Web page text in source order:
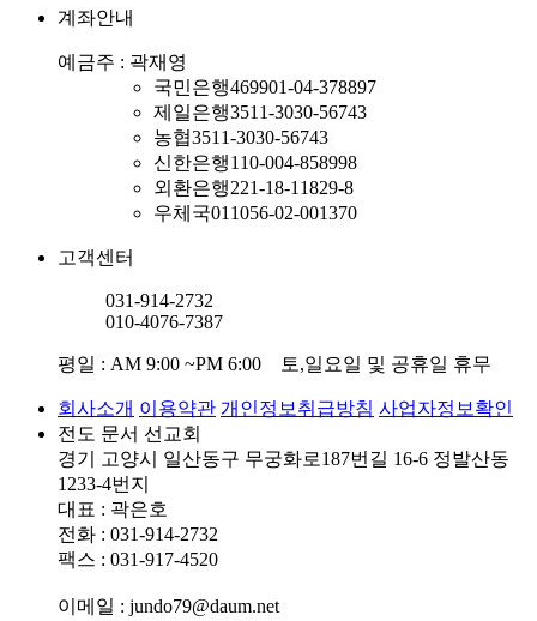
계좌안내
예금주 : 곽재영
국민은행469901-04-378897
제일은행3511-3030-56743
농협3511-3030-56743
신한은행110-004-858998
외환은행221-18-11829-8
우체국011056-02-001370
고객센터
031-914-2732
010-4076-7387
평일 : AM 9:00 ~PM 6:00 토,일요일 및 공휴일 휴무
회사소개 이용약관 개인정보취급방침 사업자정보확인
전도 문서 선교회
경기 고양시 일산동구 무궁화로187번길 16-6 정발산동
1233-4번지
대표 : 곽은호
전화 : 031-914-2732
팩스 : 031-917-4520
이메일 : jundo79@daum.net